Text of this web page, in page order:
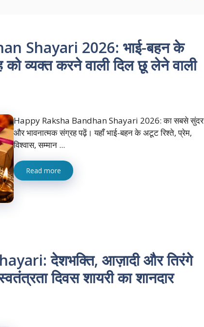
Shayari 2026: भाई-बहन के
व्यक्त करने वाली दिल छू लेने वाली
Happy Raksha Bandhan Shayari 2026: का सबसे सुंदर
और भावनात्मक संग्रह पढ़ें। यहाँ भाई-बहन के अटूट रिश्ते, प्रेम,
विश्वास, सम्मान ...
Read more
देशभक्ति, आज़ादी और तिरंगे
दिवस शायरी का शानदार